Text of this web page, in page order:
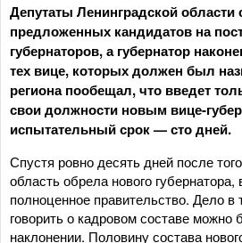
Депутаты Ленинградской области
предложенных кандидатов на
губернаторов, а губернатор
тех вице, которых должен был
региона пообещал, что введет
свои должности новым вице-
испытательный срок — сто дней.
Спустя ровно десять дней после
область обрела нового губернатора,
полноценное правительство. Дело в
говорить о кадровом составе
наклонении. Половину состава